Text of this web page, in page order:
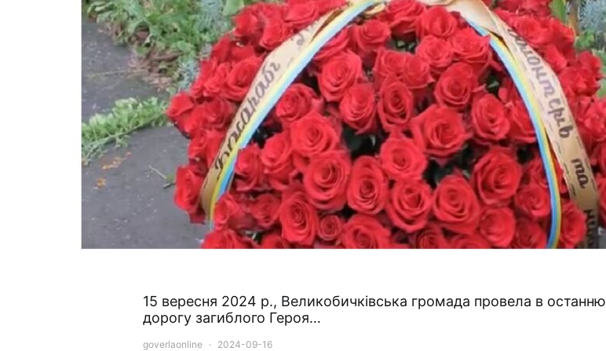
15 вересня 2024 р., Великобичківська громада провела в останню
дорогу загиблого Героя…
goverlaonline 2024-09-16